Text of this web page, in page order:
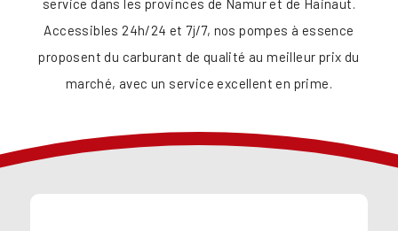
service dans les provinces de Namur et de Hainaut.
Accessibles 24h/24 et 7j/7, nos pompes à essence
proposent du carburant de qualité au meilleur prix du
marché, avec un service excellent en prime.